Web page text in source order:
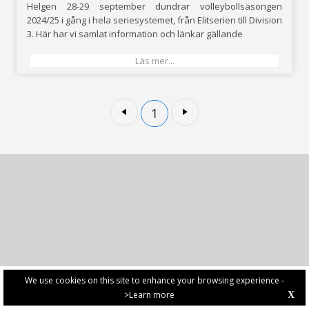
We use cookies on this site to enhance your browsing experience -
>Learn more
X
Helgen 28-29 september dundrar volleybollsäsongen
2024/25 i gång i hela seriesystemet, från Elitserien till Division
3. Här har vi samlat information och länkar gällande
Läs mer...
1